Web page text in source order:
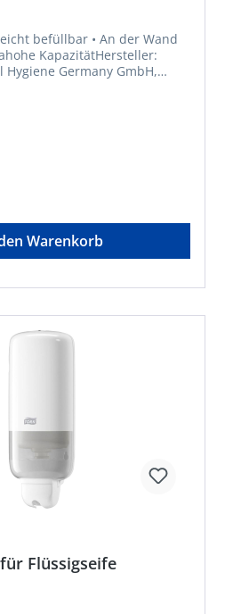
• An der Wand
Hygiene Germany GmbH,
Warenkorb
Flüssigseife